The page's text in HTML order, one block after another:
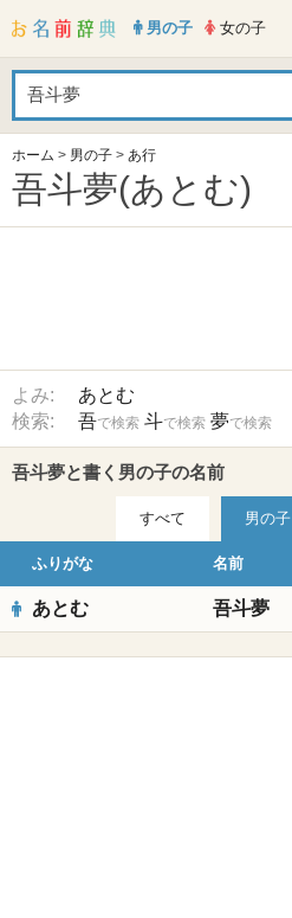
男の子 女の子
ホーム > 男の子 > あ行
吾斗夢(あとむ)
よみ:
あとむ
検索:
吾で検索 斗で検索 夢で検索
吾斗夢と書く男の子の名前
すべて 男の子
ふりがな 名前
あとむ 吾斗夢